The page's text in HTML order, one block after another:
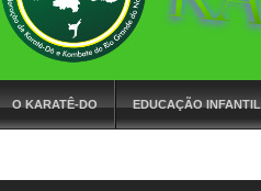
O KARATÊ-DO EDUCAÇÃO INFANTIL